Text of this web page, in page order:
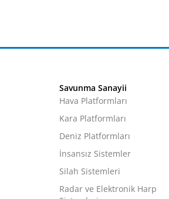
Savunma Sanayii
Hava Platformları
Kara Platformları
Deniz Platformları
İnsansız Sistemler
Silah Sistemleri
Radar ve Elektronik Harp